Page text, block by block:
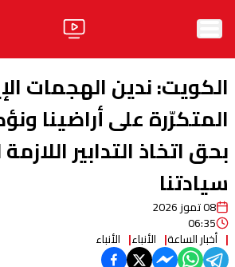
الأخبار
آراء
فيديو
مواقف
وليد جنبلاطالحزب
الكويت: ندين الهجمات
المتكرّرة على أراضينا
بحق اتخاذ التدابير
سيادتنا
08 تموز 2026
06:35
أخبار الساعة الأنباء الأنباء